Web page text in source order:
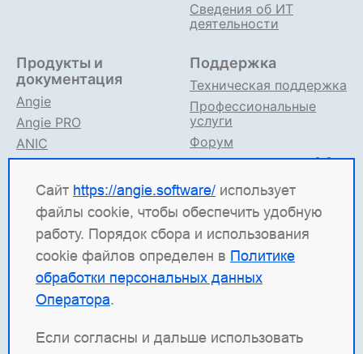
Сайт https://angie.software/ использует
файлы cookie, чтобы обеспечить удобную
работу. Порядок сбора и использования
cookie файлов определен в Политике
обработки персональных данных
Оператора.
Если согласны и дальше использовать
Сведения об ИТ
деятельности
Продукты и
документация
Angie
Angie PRO
ANIC
Angie ADC
Документация
Поддержка
Техническая поддержка
Профессиональные
услуги
Форум
Поддержка в TG
Angie Software(ООО "Веб-Сервер") — российская
ИТ-компания, которая развивает решения для
высоконагруженных систем. Среди наших
продуктов: система балансировки
(контроллер доставки приложений), веб-сервер
Angie PROиAngie Ingress Controller(ANIC) —